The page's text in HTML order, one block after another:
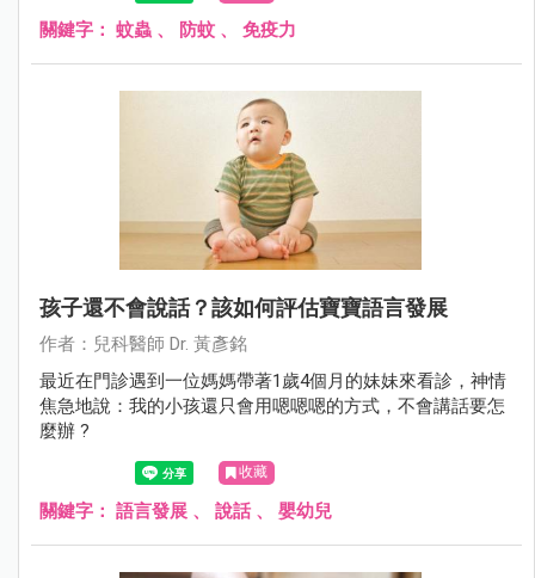
關鍵字： 蚊蟲 、 防蚊 、 免疫力
孩子還不會說話？該如何評估寶寶語言發展
作者：兒科醫師 Dr. 黃彥銘
最近在門診遇到一位媽媽帶著1歲4個月的妹妹來看診，神情
焦急地說：我的小孩還只會用嗯嗯嗯的方式，不會講話要怎
麼辦 ?
收藏
關鍵字： 語言發展 、 說話、 嬰幼兒